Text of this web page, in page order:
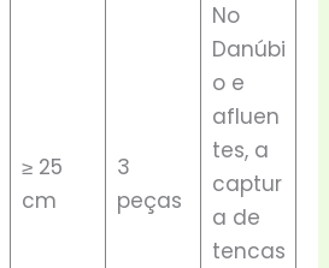
≥ 25
cm
3
peças
No
Danúbi
o e
afluen
tes, a
captur
a de
tencas